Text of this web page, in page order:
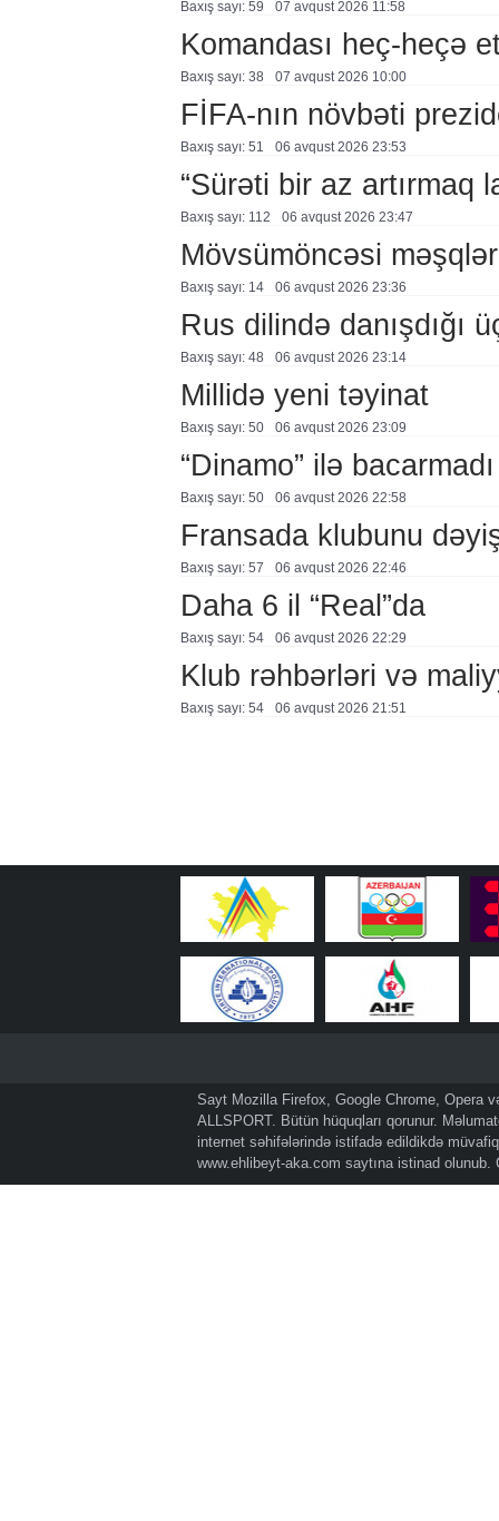
Baxış sayı: 59 07 avqust 2026 11:58
Komandası heç-heçə
Baxış sayı: 38 07 avqust 2026 10:00
FİFA-nın növbəti
Baxış sayı: 51 06 avqust 2026 23:53
“Sürəti bir az artırmaq
Baxış sayı: 112 06 avqust 2026 23:47
Mövsümöncəsi
Baxış sayı: 14 06 avqust 2026 23:36
Rus dilində danışdığı
Baxış sayı: 48 06 avqust 2026 23:14
Millidə yeni təyinat
Baxış sayı: 50 06 avqust 2026 23:09
“Dinamo” ilə bacarmadı
Baxış sayı: 50 06 avqust 2026 22:58
Fransada klubunu
Baxış sayı: 57 06 avqust 2026 22:46
Daha 6 il “Real”da
Baxış sayı: 54 06 avqust 2026 22:29
Klub rəhbərləri və
Baxış sayı: 54 06 avqust 2026 21:51
Sayt Mozilla Firefox, Google Chrome, Opera
ALLSPORT. Bütün hüquqları qorunur.
internet səhifələrində istifadə edildikdə
www.ehlibeyt-aka.com saytına istinad olunub.